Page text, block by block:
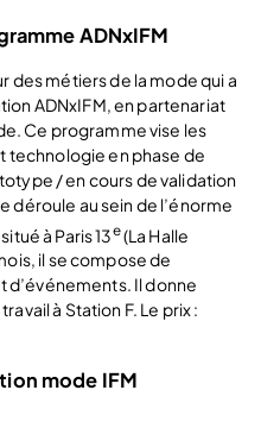
ADNxIFM
des métiers de la mode qui a
ADNxIFM, en partenariat
Ce programme vise les
technologie en phase de
/ en cours de validation
déroule au sein de l’énorme
à Paris 13e(La Halle
il se compose de
d’événements. Il donne
à Station F. Le prix :
mode IFM